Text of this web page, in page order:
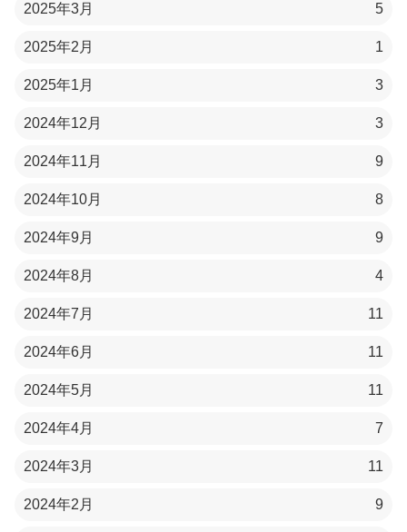
2025年3月 5
2025年2月 1
2025年1月 3
2024年12月 3
2024年11月 9
2024年10月 8
2024年9月 9
2024年8月 4
2024年7月 11
2024年6月 11
2024年5月 11
2024年4月 7
2024年3月 11
2024年2月 9